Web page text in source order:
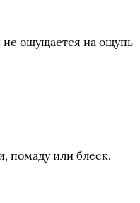
не ощущается на ощупь
помаду или блеск.